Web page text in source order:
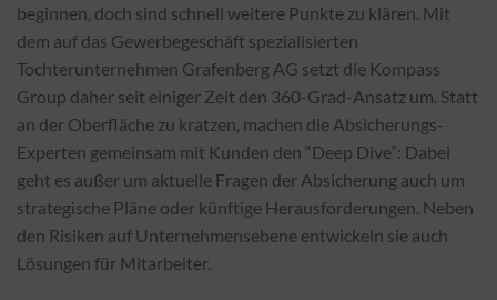
beginnen, doch sind schnell weitere Punkte zu klären. Mit
dem auf das Gewerbegeschäft spezialisierten
Tochterunternehmen Grafenberg AG setzt die Kompass
Group daher seit einiger Zeit den 360-Grad-Ansatz um. Statt
an der Oberfläche zu kratzen, machen die Absicherungs-
Experten gemeinsam mit Kunden den “Deep Dive”: Dabei
geht es außer um aktuelle Fragen der Absicherung auch um
strategische Pläne oder künftige Herausforderungen. Neben
den Risiken auf Unternehmensebene entwickeln sie auch
Lösungen für Mitarbeiter.